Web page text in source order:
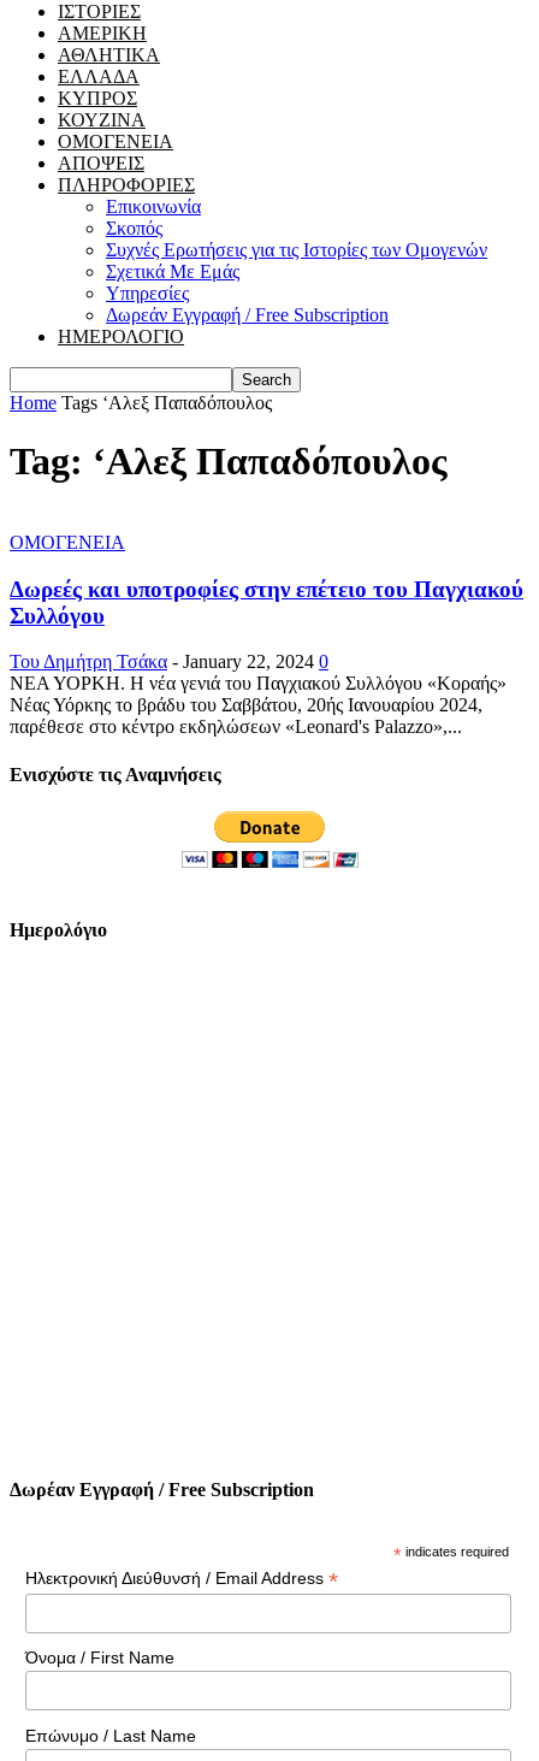
ΙΣΤΟΡΙΕΣ
ΑΜΕΡΙΚΗ
ΑΘΛΗΤΙΚΑ
ΕΛΛΑΔΑ
ΚΥΠΡΟΣ
ΚΟΥΖΙΝΑ
ΟΜΟΓΕΝΕΙΑ
ΑΠΟΨΕΙΣ
ΠΛΗΡΟΦΟΡΙΕΣ
Επικοινωνία
Σκοπός
Συχνές Ερωτήσεις για τις Ιστορίες των Ομογενών
Σχετικά Με Εμάς
Υπηρεσίες
Δωρεάν Εγγραφή / Free Subscription
ΗΜΕΡΟΛΟΓΙΟ
Home Tags ‘Αλεξ Παπαδόπουλος
Tag: ‘Αλεξ Παπαδόπουλος
ΟΜΟΓΕΝΕΙΑ
Δωρεές και υποτροφίες στην επέτειο του Παγχιακού
Συλλόγου
Του Δημήτρη Τσάκα - January 22, 2024 0
ΝΕΑ ΥΟΡΚΗ. Η νέα γενιά του Παγχιακού Συλλόγου «Κοραής»
Νέας Υόρκης το βράδυ του Σαββάτου, 20ής Ιανουαρίου 2024,
παρέθεσε στο κέντρο εκδηλώσεων «Leonard's Palazzo»,...
Ενισχύστε τις Αναμνήσεις
Ημερολόγιο
Δωρέαν Εγγραφή / Free Subscription
* indicates required
Ηλεκτρονική Διεύθυνσή / Email Address *
Όνομα / First Name
Επώνυμο / Last Name